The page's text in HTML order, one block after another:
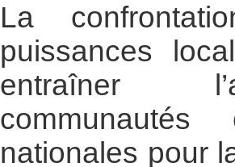
La
puissances
entraîner
communautés
nationales pour